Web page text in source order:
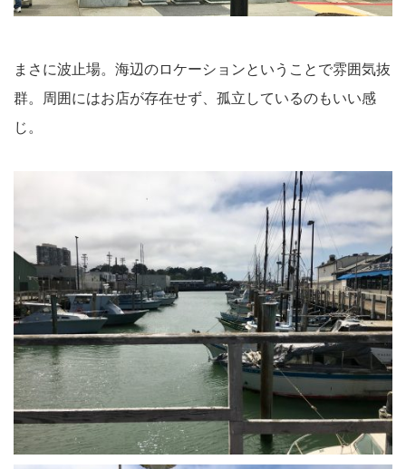
まさに波止場。海辺のロケーションということで雰囲気抜
群。周囲にはお店が存在せず、孤立しているのもいい感
じ。